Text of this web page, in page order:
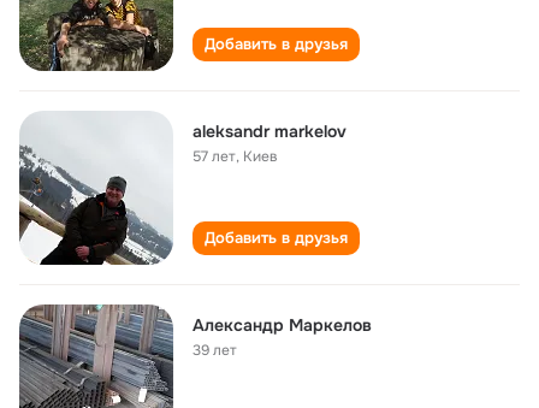
Добавить в друзья
aleksandr markelov
57 лет, Киев
Добавить в друзья
Александр Маркелов
39 лет